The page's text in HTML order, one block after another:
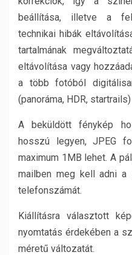
beállítása, illetve a
technikai hibák
tartalmának
eltávolítása vagy
a több fotóból
(panoráma, HDR, startrails)
A beküldött fénykép
hosszú legyen, JPEG
maximum 1MB lehet. A
mailben meg kell adni a
telefonszámát.
Kiállításra választott
nyomtatás érdekében a
méretű változatát.